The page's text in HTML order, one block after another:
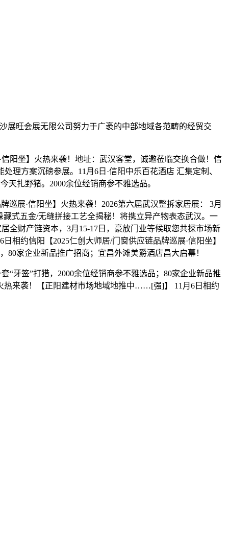
旺会展无限公司努力于广袤的中部地域各范畴的经贸交
阳坐】火热来袭！地址：武汉客堂，诚邀莅临交换合做！信
理方案沉磅参展。11月6日·信阳中乐百花酒店 汇集定制、
天扎野猪。2000余位经销商参不雅选品。
展·信阳坐】火热来袭！2026第六届武汉整拆家居展： 3月
式五金/无缝拼接工艺全揭秘！将携立异产物表态武汉。一
全财产链资本，3月15-17日，豪放门业等候取您共探市场新
约信阳【2025仁创大师居/门窗供应链品牌巡展·信阳坐】
家企业新品推广招商；宜昌外滩美爵酒店昌大启幕！
牙签”打猎，2000余位经销商参不雅选品；80家企业新品推
热来袭！【正阳建材市场地域地推中……[强]】 11月6日相约